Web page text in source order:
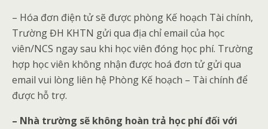
– Hóa đơn điện tử sẽ được phòng Kế hoạch Tài chính,
Trường ĐH KHTN gửi qua địa chỉ email của học
viên/NCS ngay sau khi học viên đóng học phí. Trường
hợp học viên không nhận được hoá đơn tử gửi qua
email vui lòng liên hệ Phòng Kế hoạch – Tài chính để
được hỗ trợ.
– Nhà trường sẽ không hoàn trả học phí đối với